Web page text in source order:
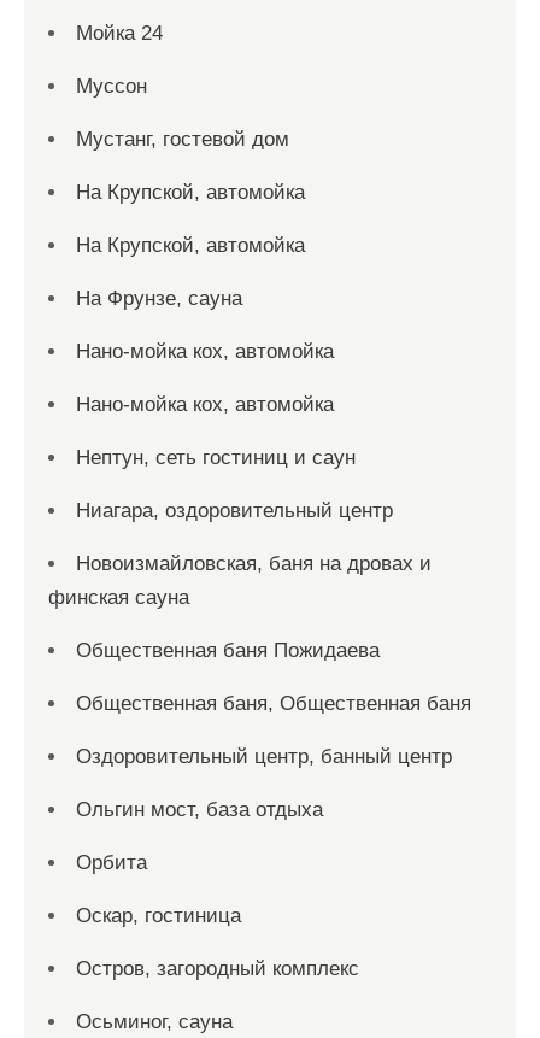
Мойка 24
Муссон
Мустанг, гостевой дом
На Крупской, автомойка
На Крупской, автомойка
На Фрунзе, сауна
Нано-мойка кох, автомойка
Нано-мойка кох, автомойка
Нептун, сеть гостиниц и саун
Ниагара, оздоровительный центр
Новоизмайловская, баня на дровах и
финская сауна
Общественная баня Пожидаева
Общественная баня, Общественная баня
Оздоровительный центр, банный центр
Ольгин мост, база отдыха
Орбита
Оскар, гостиница
Остров, загородный комплекс
Осьминог, сауна